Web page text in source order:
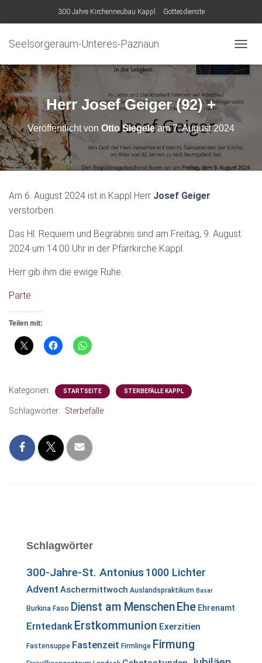
300 Jahre Kirchenneubau Kappl Gottesdienste
Seelsorgeraum-Unteres-Paznaun
A
V
T
U
L
Herr Josef Geiger (92) +
Veröffentlicht von Otto Siegeleam7. August 2024
Am 6. August 2024 ist in Kappl Herr Josef Geiger
verstorben.
Das Hl. Requiem und Begräbnis sind am Freitag, 9. August
2024 um 14:00 Uhr in der Pfarrkirche Kappl.
Herr gib ihm die ewige Ruhe.
Parte
Teilen mit:
Kategorien: STARTSEITE STERBEFÄLLE KAPPL
Schlagwörter: Sterbefälle
Schlagwörter
300-Jahre-St. Antonius1000 Lichter
Advent Aschermittwoch Auslandspraktikum Basar
Burkina Faso Dienst am MenschenEhe Ehrenamt
Erntedank Erstkommunion Exerzitien
Fastensuppe Fastenzeit Firmlinge Firmung